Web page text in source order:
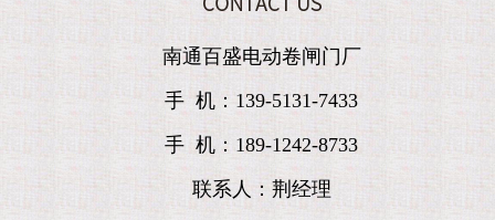
南通百盛电动卷闸门厂
手 机：139-5131-7433
手 机：189-1242-8733
联系人：荆经理